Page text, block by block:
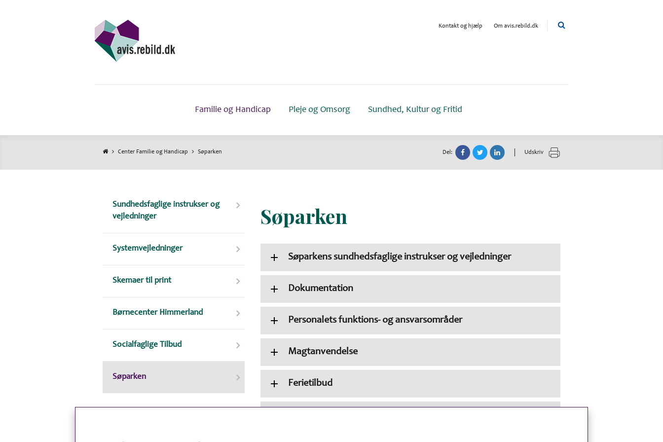
Kontakt og hjælp Om avis.rebild.dk
Familie og Handicap Pleje og Omsorg Sundhed, Kultur og Fritid
Brødkrumme
Center Familie og Handicap Søparken Del: Udskriv
Sundhedsfaglige instrukser og
vejledninger
Systemvejledninger
Skemaer til print
Børnecenter Himmerland
Socialfaglige Tilbud
Søparken
Søparken
Søparkens sundhedsfaglige instrukser og vejledninger
Dokumentation
Personalets funktions- og ansvarsområder
Magtanvendelse
Ferietilbud